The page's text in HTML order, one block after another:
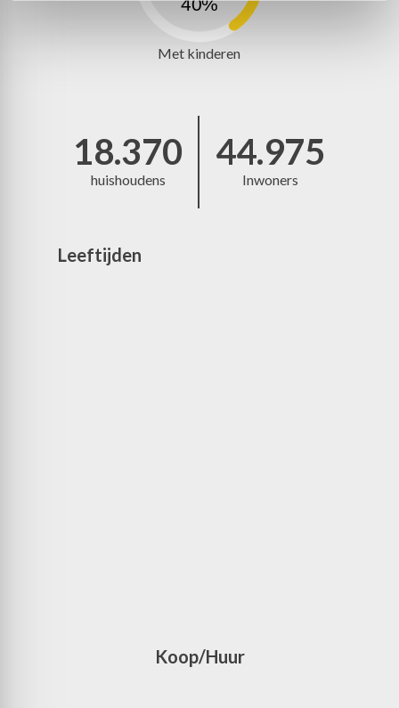
40%
Met kinderen
18.370
huishoudens
44.975
Inwoners
Leeftijden
Koop/Huur